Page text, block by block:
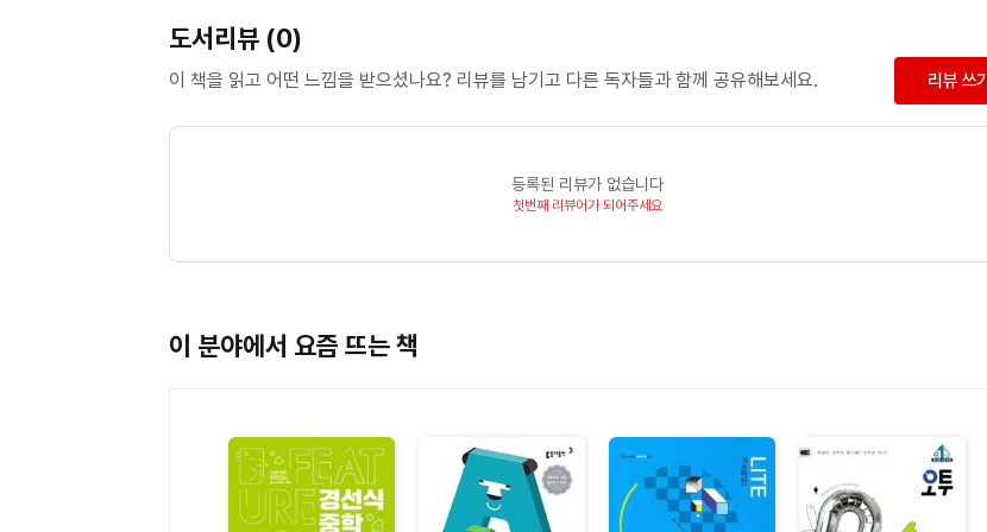
현직 대치동 강사가 전하는 자료.
강사로서, 가장 최신의 내신 소식을 먼저 접하는 강사들입니다. 현장과 온라인에서 얻은 경험을 바탕으로 가장
도서리뷰 (0)
이 책을 읽고 어떤 느낌을 받으셨나요? 리뷰를 남기고 다른 독자들과 함께 공유해보세요. 리뷰 쓰기
등록된 리뷰가 없습니다
첫번째 리뷰어가 되어주세요
이 분야에서 요즘 뜨는 책